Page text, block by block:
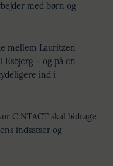
med børn og
mellem Lauritzen
– og på en
ind i
C:NTACT skal bidrage
indsatser og